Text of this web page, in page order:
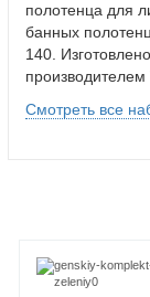
полотенца для
банных
140.
производителем
Смотреть все